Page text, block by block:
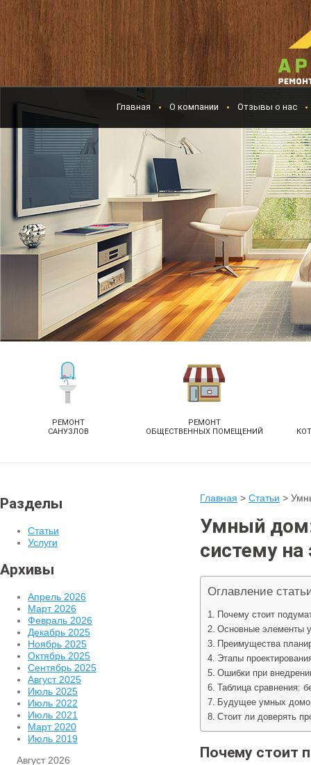
Главная О компании Отзывы о нас
РЕМОНТ
САНУЗЛОВ
РЕМОНТ
ОБЩЕСТВЕННЫХ ПОМЕЩЕНИЙ
Разделы
Статьи
Услуги
Архивы
Апрель 2026
Март 2026
Февраль 2026
Декабрь 2025
Ноябрь 2025
Октябрь 2025
Сентябрь 2025
Август 2025
Июль 2025
Июль 2022
Июль 2021
Март 2020
Июль 2019
Август 2026
Главная > Статьи >
Умный дом:
систему на
Оглавление
Почему стоит
Основные элементы
Преимущества
Этапы
Ошибки при
Таблица сравнения:
Будущее умных
Стоит ли доверять
Почему стоит